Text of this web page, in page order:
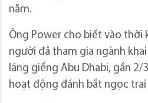
năm.
Ông Power cho biết vào thời
người đã tham gia ngành
láng giềng Abu Dhabi, gần 2/
hoạt động đánh bắt ngọc trai